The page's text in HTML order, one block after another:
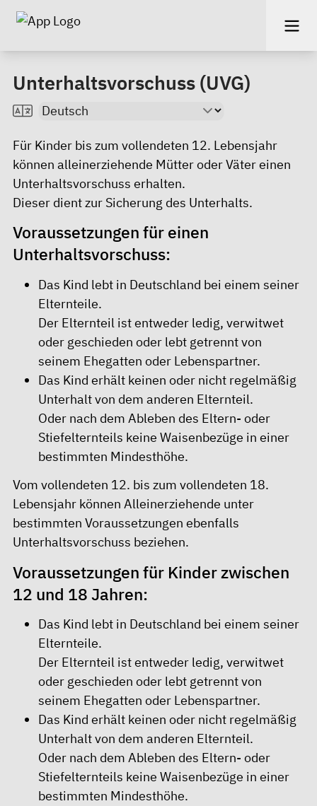
Unterhaltsvorschuss (UVG)
Für Kinder bis zum vollendeten 12. Lebensjahr
können alleinerziehende Mütter oder Väter einen
Unterhaltsvorschuss erhalten.
Dieser dient zur Sicherung des Unterhalts.
Voraussetzungen für einen
Unterhaltsvorschuss:
Das Kind lebt in Deutschland bei einem seiner
Elternteile.
Der Elternteil ist entweder ledig, verwitwet
oder geschieden oder lebt getrennt von
seinem Ehegatten oder Lebenspartner.
Das Kind erhält keinen oder nicht regelmäßig
Unterhalt von dem anderen Elternteil.
Oder nach dem Ableben des Eltern- oder
Stiefelternteils keine Waisenbezüge in einer
bestimmten Mindesthöhe.
Vom vollendeten 12. bis zum vollendeten 18.
Lebensjahr können Alleinerziehende unter
bestimmten Voraussetzungen ebenfalls
Unterhaltsvorschuss beziehen.
Voraussetzungen für Kinder zwischen
12 und 18 Jahren:
Das Kind lebt in Deutschland bei einem seiner
Elternteile.
Der Elternteil ist entweder ledig, verwitwet
oder geschieden oder lebt getrennt von
seinem Ehegatten oder Lebenspartner.
Das Kind erhält keinen oder nicht regelmäßig
Unterhalt von dem anderen Elternteil.
Oder nach dem Ableben des Eltern- oder
Stiefelternteils keine Waisenbezüge in einer
bestimmten Mindesthöhe.